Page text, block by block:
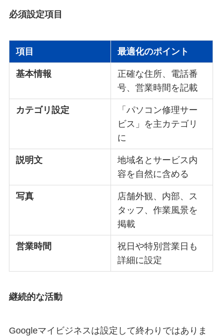
必須設定項目
項目 最適化のポイント
基本情報
正確な住所、電話番
号、営業時間を記載
カテゴリ設定
「パソコン修理サー
ビス」を主カテゴリ
に
説明文
地域名とサービス内
容を自然に含める
写真
店舗外観、内部、ス
タッフ、作業風景を
掲載
営業時間
祝日や特別営業日も
詳細に設定
継続的な活動
Googleマイビジネスは設定して終わりではありま